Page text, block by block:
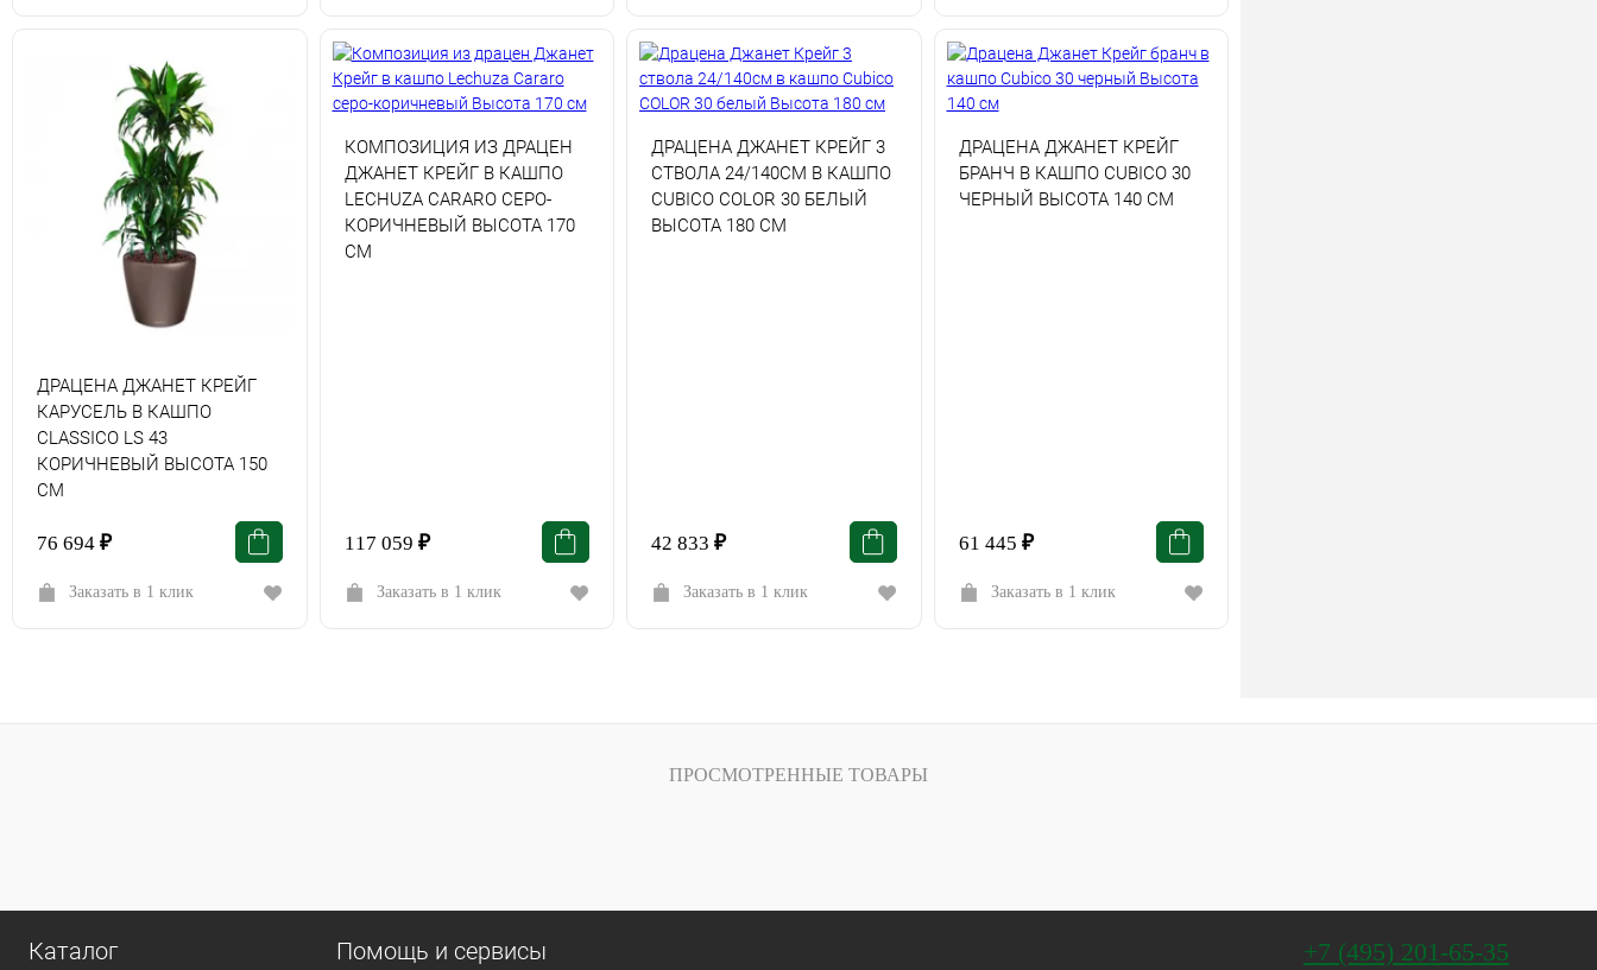
ДРАЦЕНА ДЖАНЕТ КРЕЙГ
КАРУСЕЛЬ В КАШПО
СLASSICO LS 43
КОРИЧНЕВЫЙ ВЫСОТА 150
СМ
76 694 ₽
Заказать в 1 клик
КОМПОЗИЦИЯ ИЗ ДРАЦЕН
ДЖАНЕТ КРЕЙГ В КАШПО
LECHUZA CARARO СЕРО-
КОРИЧНЕВЫЙ ВЫСОТА 170
СМ
117 059 ₽
Заказать в 1 клик
ДРАЦЕНА ДЖАНЕТ КРЕЙГ 3
СТВОЛА 24/140СМ В КАШПО
CUBICO COLOR 30 БЕЛЫЙ
ВЫСОТА 180 СМ
42 833 ₽
Заказать в 1 клик
ДРАЦЕНА ДЖАНЕТ КРЕЙГ
БРАНЧ В КАШПО CUBICO 30
ЧЕРНЫЙ ВЫСОТА 140 СМ
61 445 ₽
Заказать в 1 клик
ПРОСМОТРЕННЫЕ ТОВАРЫ
Каталог Помощь и сервисы +7 (495) 201-65-35